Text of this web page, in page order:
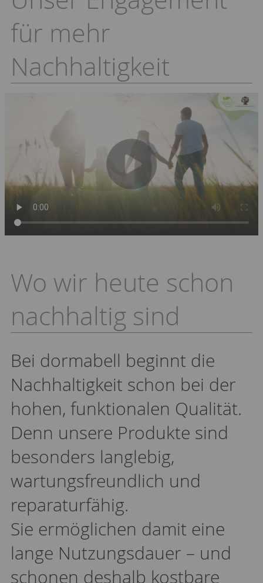
für mehr
Nachhaltigkeit
Wo wir heute schon
nachhaltig sind
Bei dormabell beginnt die
Nachhaltigkeit schon bei der
hohen, funktionalen Qualität.
Denn unsere Produkte sind
besonders langlebig,
wartungsfreundlich und
reparaturfähig.
Sie ermöglichen damit eine
lange Nutzungsdauer – und
schonen deshalb kostbare